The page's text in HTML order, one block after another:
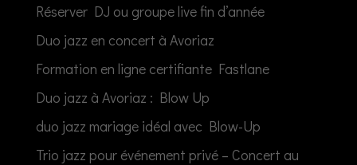
Réserver DJ ou groupe live fin d’année
Duo jazz en concert à Avoriaz
Formation en ligne certifiante Fastlane
Duo jazz à Avoriaz : Blow Up
duo jazz mariage idéal avec Blow-Up
Trio jazz pour événement privé – Concert au